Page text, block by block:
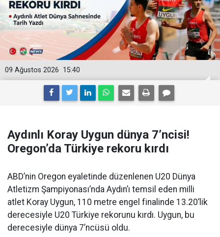
15:40
09 Ağustos 2026
Aydınlı Koray Uygun dünya 7’ncisi!
Oregon’da Türkiye rekoru kırdı
ABD’nin Oregon eyaletinde düzenlenen U20 Dünya
Atletizm Şampiyonası’nda Aydın’ı temsil eden milli
atlet Koray Uygun, 110 metre engel finalinde 13.20’lik
derecesiyle U20 Türkiye rekorunu kırdı. Uygun, bu
derecesiyle dünya 7’ncüsü oldu.